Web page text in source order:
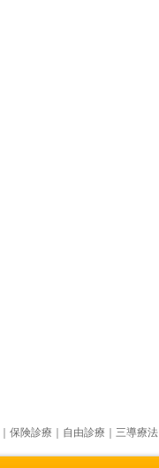
保険診療 自由診療 三導療法